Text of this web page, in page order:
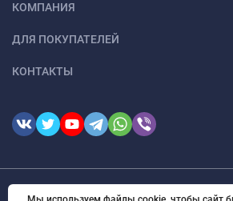
КОМПАНИЯ
ДЛЯ ПОКУПАТЕЛЕЙ
КОНТАКТЫ